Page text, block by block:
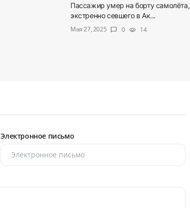
Пассажир умер на борту самолёта,
экстренно севшего в Ак...
Мая 27, 2025 chat_bubble 0 visibility 14
Электронное письмо